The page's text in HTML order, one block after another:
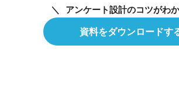
アンケート設計のコツがわ
資料をダウンロードす